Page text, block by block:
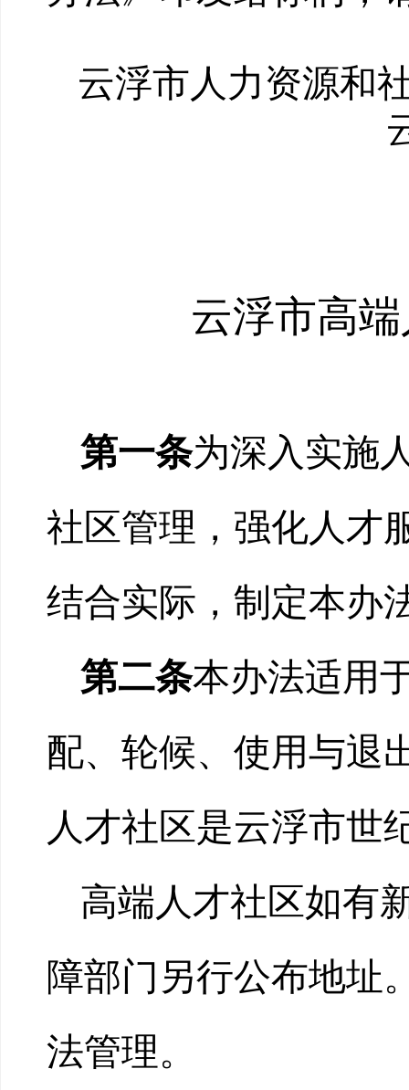
云浮市人力资源
云浮市高
第一条为深入实施
社区管理，强化人才
结合实际，制定本办
第二条本办法适用
配、轮候、使用与退
人才社区是云浮市世
高端人才社区如有
障部门另行公布地址
法管理。